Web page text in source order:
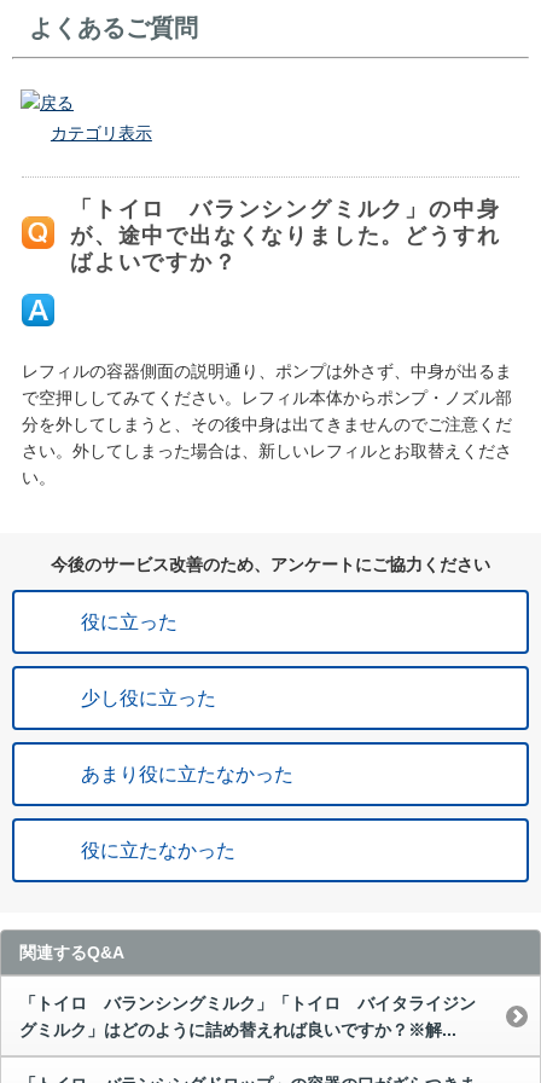
よくあるご質問
戻る
カテゴリ表示
「トイロ バランシングミルク」の中身
が、途中で出なくなりました。どうすれ
ばよいですか？
レフィルの容器側面の説明通り、ポンプは外さず、中身が出るま
で空押ししてみてください。レフィル本体からポンプ・ノズル部
分を外してしまうと、その後中身は出てきませんのでご注意くだ
さい。外してしまった場合は、新しいレフィルとお取替えくださ
い。
今後のサービス改善のため、アンケートにご協力ください
役に立った
少し役に立った
あまり役に立たなかった
役に立たなかった
関連するQ&A
「トイロ バランシングミルク」「トイロ バイタライジン
グミルク」はどのように詰め替えれば良いですか？※解...